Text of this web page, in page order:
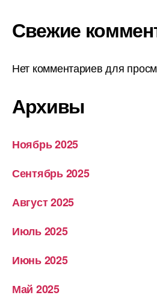
Свежие
Нет комментариев для
Архивы
Ноябрь 2025
Сентябрь 2025
Август 2025
Июль 2025
Июнь 2025
Май 2025